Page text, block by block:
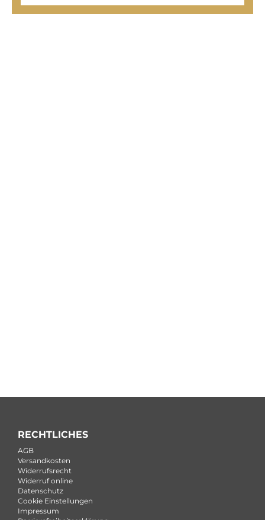
RECHTLICHES
AGB
Versandkosten
Widerrufsrecht
Widerruf online
Datenschutz
Cookie Einstellungen
Impressum